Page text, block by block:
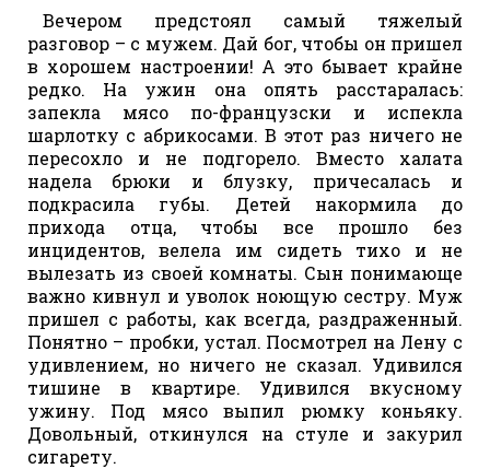
Вечером предстоял самый тяжелый
разговор – с мужем. Дай бог, чтобы он пришел
в хорошем настроении! А это бывает крайне
редко. На ужин она опять расстаралась:
запекла мясо по-французски и испекла
шарлотку с абрикосами. В этот раз ничего не
пересохло и не подгорело. Вместо халата
надела брюки и блузку, причесалась и
подкрасила губы. Детей накормила до
прихода отца, чтобы все прошло без
инцидентов, велела им сидеть тихо и не
вылезать из своей комнаты. Сын понимающе
важно кивнул и уволок ноющую сестру. Муж
пришел с работы, как всегда, раздраженный.
Понятно – пробки, устал. Посмотрел на Лену с
удивлением, но ничего не сказал. Удивился
тишине в квартире. Удивился вкусному
ужину. Под мясо выпил рюмку коньяку.
Довольный, откинулся на стуле и закурил
сигарету.